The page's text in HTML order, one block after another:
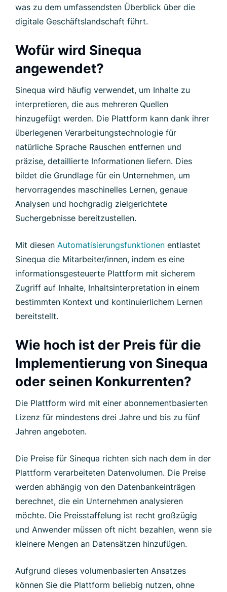
was zu dem umfassendsten Überblick über die
digitale Geschäftslandschaft führt.
Wofür wird Sinequa
angewendet?
Sinequa wird häufig verwendet, um Inhalte zu
interpretieren, die aus mehreren Quellen
hinzugefügt werden. Die Plattform kann dank ihrer
überlegenen Verarbeitungstechnologie für
natürliche Sprache Rauschen entfernen und
präzise, detaillierte Informationen liefern. Dies
bildet die Grundlage für ein Unternehmen, um
hervorragendes maschinelles Lernen, genaue
Analysen und hochgradig zielgerichtete
Suchergebnisse bereitzustellen.
Mit diesen Automatisierungsfunktionen entlastet
Sinequa die Mitarbeiter/innen, indem es eine
informationsgesteuerte Plattform mit sicherem
Zugriff auf Inhalte, Inhaltsinterpretation in einem
bestimmten Kontext und kontinuierlichem Lernen
bereitstellt.
Wie hoch ist der Preis für die
Implementierung von Sinequa
oder seinen Konkurrenten?
Die Plattform wird mit einer abonnementbasierten
Lizenz für mindestens drei Jahre und bis zu fünf
Jahren angeboten.
Die Preise für Sinequa richten sich nach dem in der
Plattform verarbeiteten Datenvolumen. Die Preise
werden abhängig von den Datenbankeinträgen
berechnet, die ein Unternehmen analysieren
möchte. Die Preisstaffelung ist recht großzügig
und Anwender müssen oft nicht bezahlen, wenn sie
kleinere Mengen an Datensätzen hinzufügen.
Aufgrund dieses volumenbasierten Ansatzes
können Sie die Plattform beliebig nutzen, ohne